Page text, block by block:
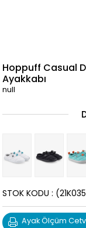
Hoppuff Casual
Ayakkabı
null
STOK KODU
Ayak Ölçüm